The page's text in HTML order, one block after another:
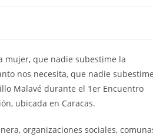
mujer, que nadie subestime la
nos necesita, que nadie
Malavé durante el 1er Encuentro
ubicada en Caracas.
organizaciones sociales,